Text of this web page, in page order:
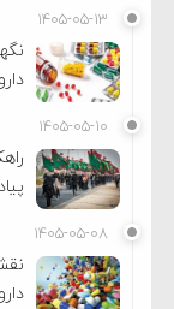
۱۴۰۵-۰۵-۱۳
۱۴۰۵-۰۵-۱۰
۱۴۰۵-۰۵-۰۸